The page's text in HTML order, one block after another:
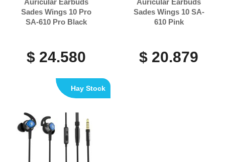
Auricular Earbuds
Sades Wings 10 Pro
SA-610 Pro Black
$ 24.580
Auricular Earbuds
Sades Wings 10 SA-
610 Pink
$ 20.879
Hay Stock